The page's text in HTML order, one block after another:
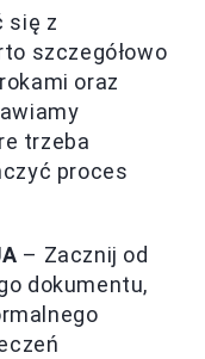
się z
szczegółowo
oraz
trzeba
proces
– Zacznij od
dokumentu,